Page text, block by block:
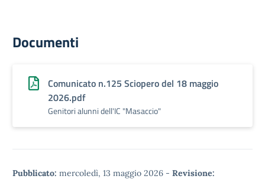
Documenti
Comunicato n.125 Sciopero del 18 maggio
2026.pdf
Genitori alunni dell'IC "Masaccio"
Pubblicato: mercoledì, 13 maggio 2026 - Revisione: